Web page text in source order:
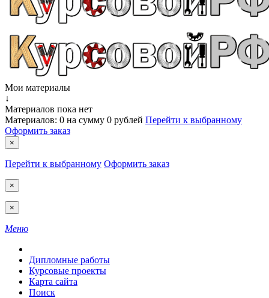
Мои материалы
↓
Материалов пока нет
Материалов: 0 на сумму 0 рублей Перейти к выбранному
Оформить заказ
×
Перейти к выбранному Оформить заказ
×
×
Меню
Дипломные работы
Курсовые проекты
Карта сайта
Поиск